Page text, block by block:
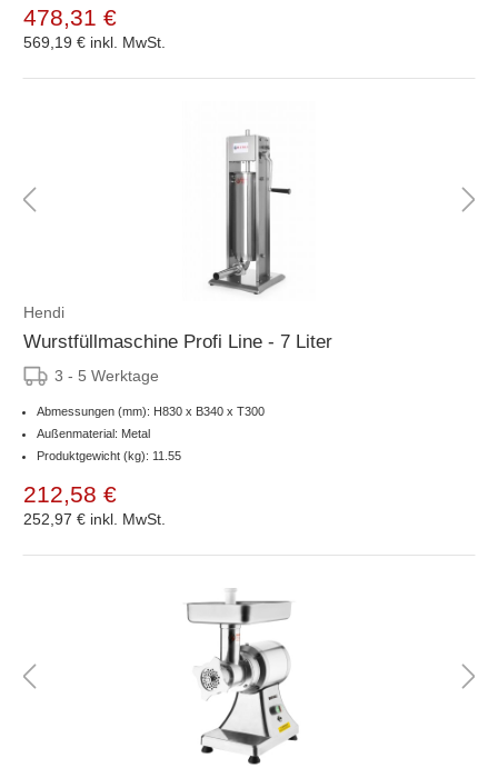
478,31 €
569,19 € inkl. MwSt.
Hendi
Wurstfüllmaschine Profi Line - 7 Liter
3 - 5 Werktage
Abmessungen (mm): H830 x B340 x T300
Außenmaterial: Metal
Produktgewicht (kg): 11.55
212,58 €
252,97 € inkl. MwSt.